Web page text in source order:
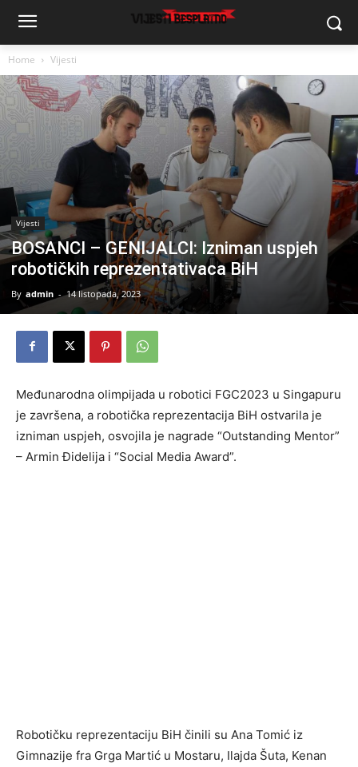
Home Vijesti
Vijesti
BOSANCI – GENIJALCI: Izniman uspjeh
robotičkih reprezentativaca BiH
By admin - 14 listopada, 2023
Međunarodna olimpijada u robotici FGC2023 u Singapuru
je završena, a robotička reprezentacija BiH ostvarila je
izniman uspjeh, osvojila je nagrade “Outstanding Mentor”
– Armin Đidelija i “Social Media Award”.
Robotičku reprezentaciju BiH činili su Ana Tomić iz
Gimnazije fra Grga Martić u Mostaru, Ilajda Šuta, Kenan